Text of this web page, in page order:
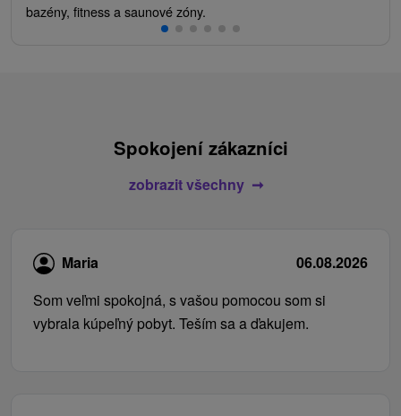
bazény, fitness a saunové zóny.
Spokojení zákazníci
zobrazit všechny
Maria
06.08.2026
Som veľmi spokojná, s vašou pomocou som si
vybrala kúpeľný pobyt. Teším sa a ďakujem.